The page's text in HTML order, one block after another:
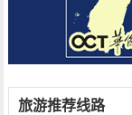
旅游推荐线路